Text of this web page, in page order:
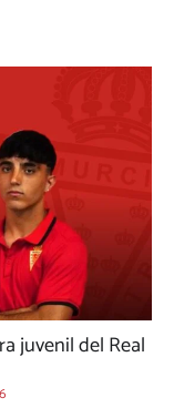
juvenil del Real